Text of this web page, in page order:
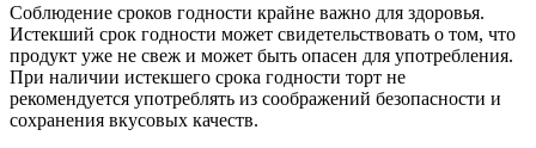
Соблюдение сроков годности крайне важно для здоровья.
Истекший срок годности может свидетельствовать о том, что
продукт уже не свеж и может быть опасен для употребления.
При наличии истекшего срока годности торт не
рекомендуется употреблять из соображений безопасности и
сохранения вкусовых качеств.